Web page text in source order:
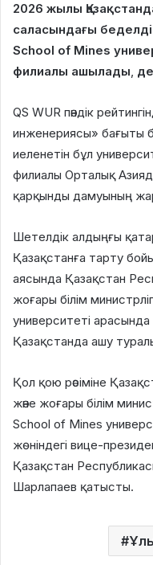
2026 жылы
саласындағы
School of Mines
филиалы ашылады
QS WUR пәндік
инженериясы» бағыты
иеленетін бұл
филиалы Орталық
қарқынды дамуының
Шетелдік алдыңғы
Қазақстанға тарту
аясында Қазақстан
жоғары білім
университеті
Қазақстанда ашу
Қол қою рәсіміне
және жоғары білім
School of Mines
жөніндегі вице-
Қазақстан
Шарлапаев қатысты.